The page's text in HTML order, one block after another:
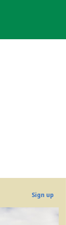
Sign up